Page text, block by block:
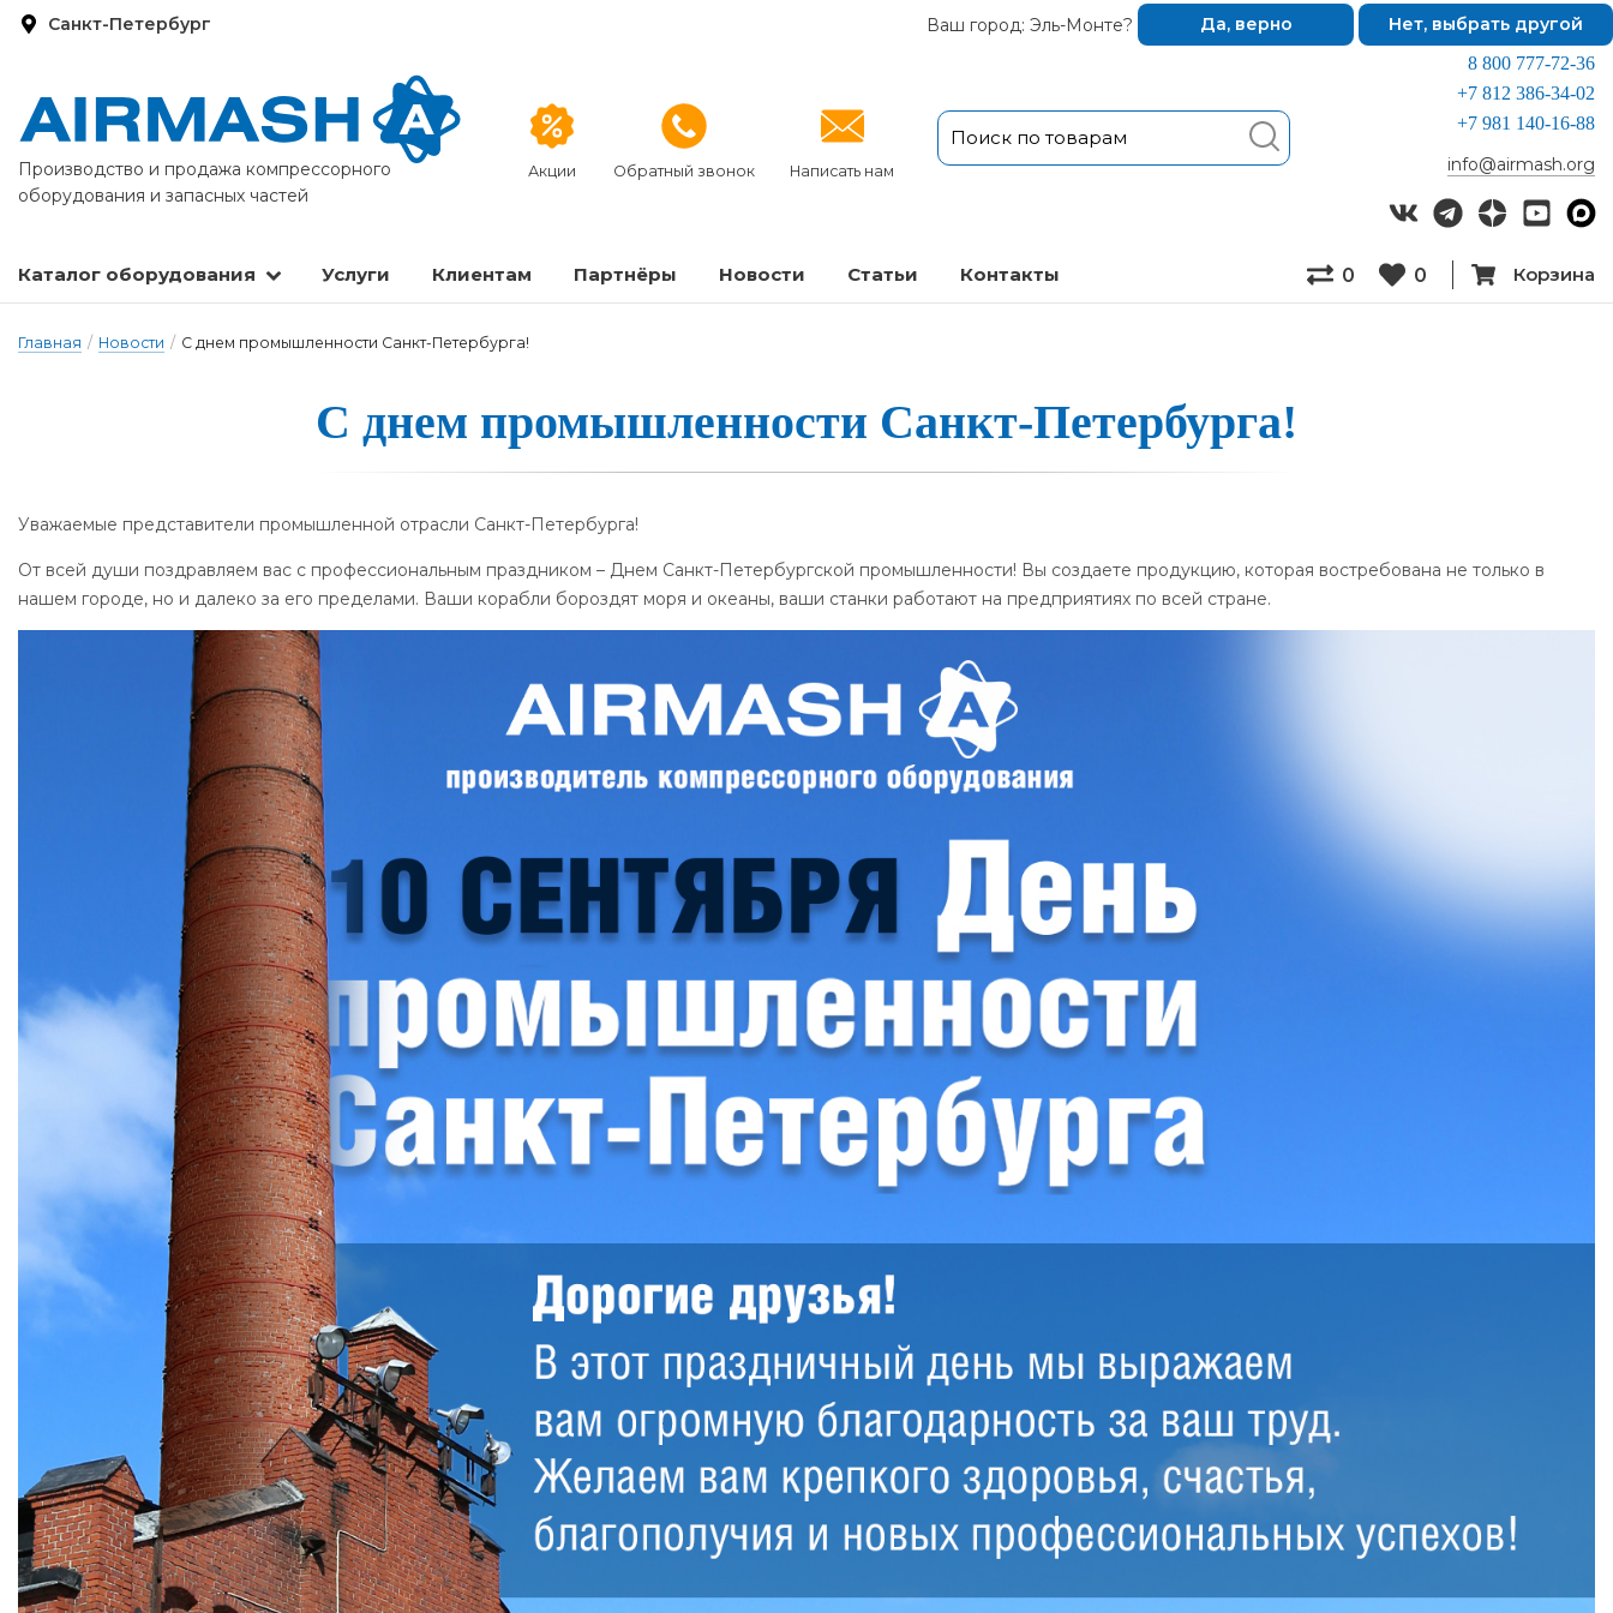
Санкт-Петербург Ваш город: Эль-Монте? Да, верно Нет, выбрать другой
Производство и продажа компрессорного
оборудования и запасных частей
Акции Обратный звонок Написать нам
8 800 777-72-36
+7 812 386-34-02
+7 981 140-16-88
info@airmash.org
Каталог оборудования Услуги Клиентам Партнёры Новости Статьи Кон­так­ты 0 0 Корзина
Главная / Новости / С днем промышленности Санкт-Петербурга!
С днем промышленнос­ти Санкт-Пе­тер­бурга!
Уважаемые представители промышленной отрасли Санкт-Петербурга!
От всей души поздравляем вас с профессиональным праздником – Днем Санкт-Петербургской промышленности! Вы создаете продукцию, которая востребована не только в
нашем городе, но и далеко за его пределами. Ваши корабли бороздят моря и океаны, ваши станки работают на предприятиях по всей стране.